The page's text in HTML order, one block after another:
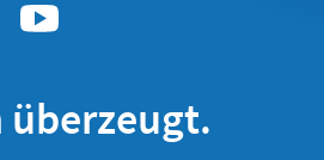
überzeugt.